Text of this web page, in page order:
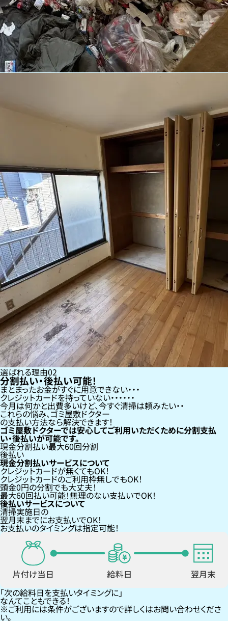
選ばれる理由02
分割払い・後払い可能！
まとまったお金がすぐに用意できない
クレジットカードを持っていない・・・
今月は何かと出費多いけど、今すぐ清掃は頼みたい
これらの悩み、ゴミ屋敷ドクター
の支払い方法なら解決できます！
ゴミ屋敷ドクターでは安心してご利用いただくために分割支払
い・後払いが可能です。
現金分割払い最大60回分割
後払い
現金分割払いサービスについて
クレジットカードが無くてもOK！
クレジットカードのご利用枠無しでもOK！
頭金0円の分割でも大丈夫！
最大60回払い可能！無理のない支払いでOK！
後払いサービスについて
清掃実施日の
翌月末までにお支払いでOK！
お支払いのタイミングは指定可能！
「次の給料日を支払いタイミングに」
なんてこともできる！
ご利用には条件がございますので詳しくはお問い合わせくださ
い。